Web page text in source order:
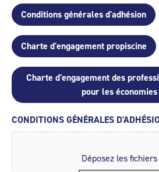
Conditions générales d'adhésion
Charte d'engagement propiscine
Charte d'engagement des
pour les économies
CONDITIONS GÉNÉRALES
Déposez les